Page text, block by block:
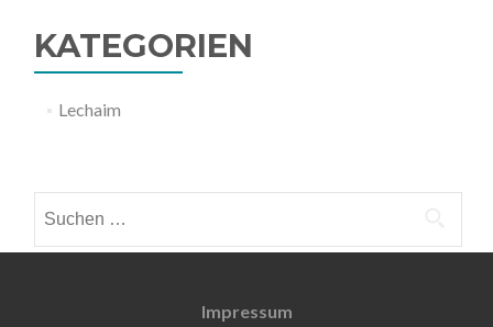
KATEGORIEN
Lechaim
nach:
Impressum